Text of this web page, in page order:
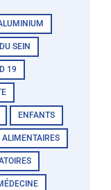
SEIN
19
ENFANTS
ALIMENTAIRES